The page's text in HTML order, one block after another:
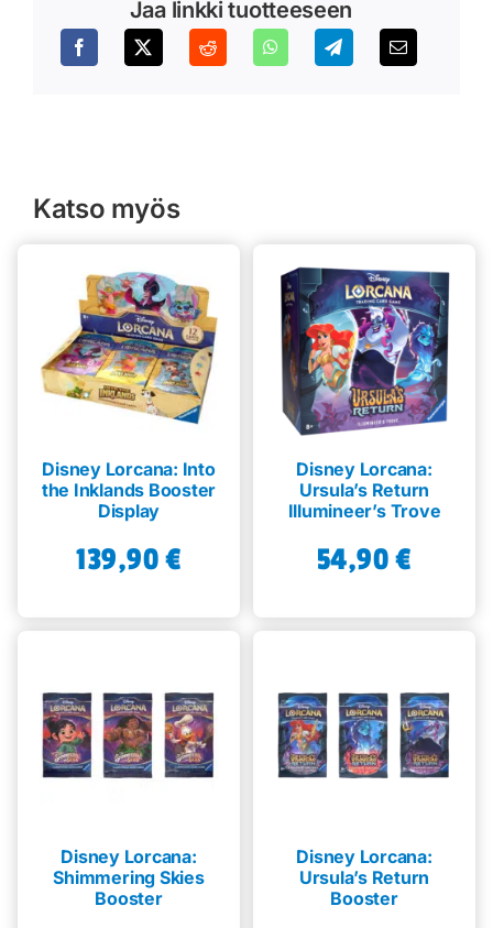
Jaa linkki tuotteeseen
Katso myös
Disney Lorcana: Into
the Inklands Booster
Display
139,90€
Disney Lorcana:
Ursula’s Return
Illumineer’s Trove
54,90€
Disney Lorcana:
Shimmering Skies
Booster
Disney Lorcana:
Ursula’s Return
Booster